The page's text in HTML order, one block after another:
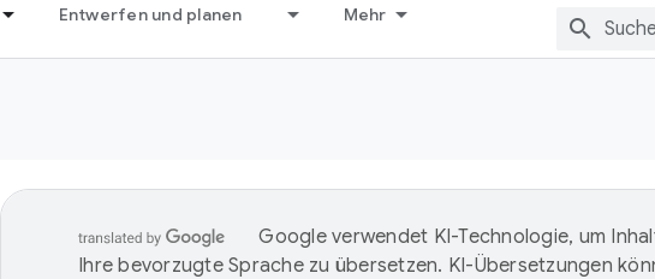
Entwerfen und planen Mehr
Google verwendet KI-Technologie, um
Ihre bevorzugte Sprache zu übersetzen. KI-Übersetzungen